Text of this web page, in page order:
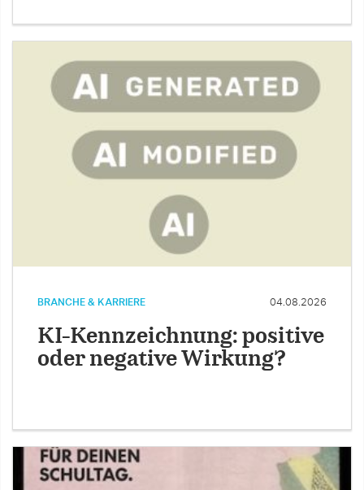
BRANCHE & KARRIERE 04.08.2026
KI-Kennzeichnung: positive
oder negative Wirkung?